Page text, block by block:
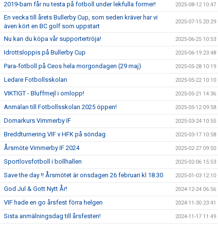
2019-barn får nu testa på fotboll under lekfulla former! 2025-08-12 10:47
En vecka till årets Bullerby Cup, som seden kräver har vi
även kört en BC golf som uppstart
2025-07-15 20:29
Nu kan du köpa vår supportertröja! 2025-06-25 10:53
Idrottsloppis på Bullerby Cup 2025-06-19 23:48
Para-fotboll på Ceos hela morgondagen (29 maj) 2025-05-28 10:19
Ledare Fotbollsskolan 2025-05-22 10:10
VIKTIGT - Bluffmejl i omlopp! 2025-05-21 14:36
Anmälan till Fotbollsskolan 2025 öppen! 2025-05-12 09:58
Domarkurs Vimmerby IF 2025-03-24 10:55
Breddturnering VIF v HFK på söndag 2025-03-17 10:58
Årsmöte Vimmerby IF 2024 2025-02-27 09:50
Sportlovsfotboll i bollhallen 2025-02-06 15:53
Save the day !! Årsmötet är onsdagen 26 februari kl 18.30 2025-01-03 12:10
God Jul & Gott Nytt År! 2024-12-24 06:56
VIF hade en go årsfest förra helgen 2024-11-30 23:41
Sista anmälningsdag till årsfesten! 2024-11-17 11:49